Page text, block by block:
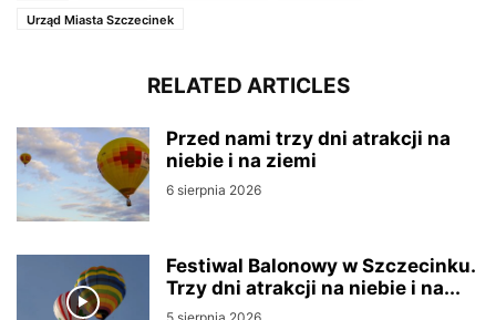
Urząd Miasta Szczecinek
RELATED ARTICLES
Przed nami trzy dni atrakcji na
niebie i na ziemi
6 sierpnia 2026
Festiwal Balonowy w Szczecinku.
Trzy dni atrakcji na niebie i na...